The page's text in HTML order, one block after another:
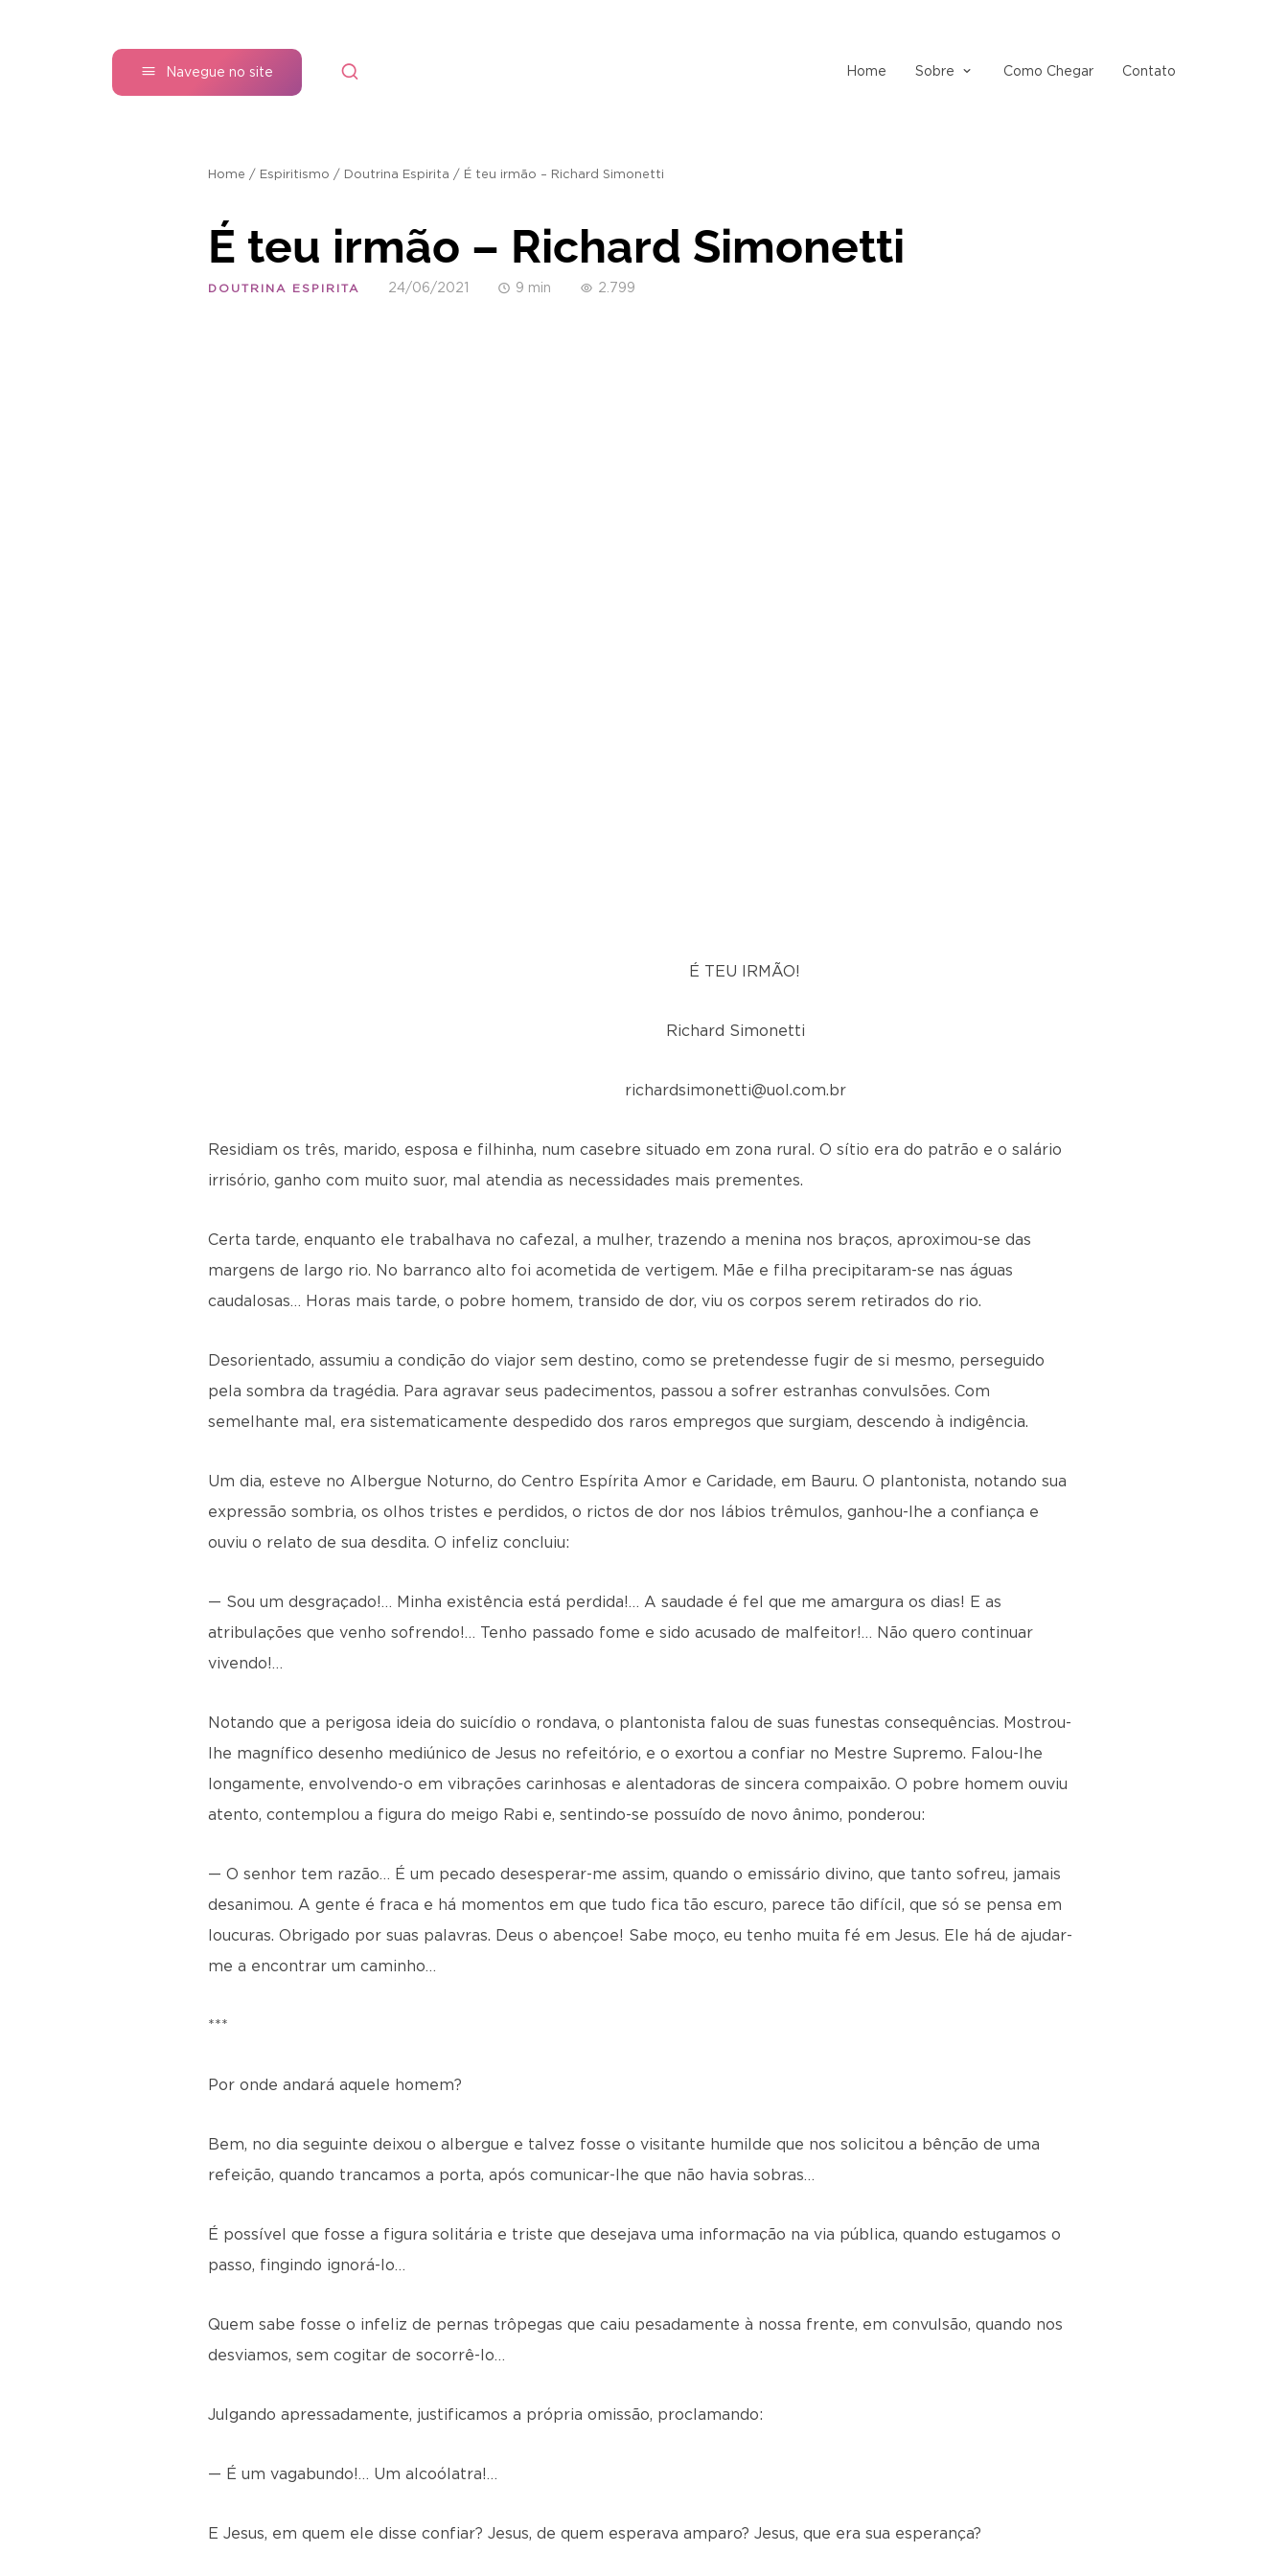
Navegue no site Home Sobre Como Chegar Contato
Home / Espiritismo / Doutrina Espirita / É teu irmão – Richard Simonetti
É teu irmão – Richard Simonetti
DOUTRINA ESPIRITA 24/06/2021 9 min 2.799
É TEU IRMÃO!
Richard Simonetti
richardsimonetti@uol.com.br
Residiam os três, marido, esposa e filhinha, num casebre si­tuado em zona rural. O sítio era do patrão e o salário
irrisório, ganho com muito suor, mal atendia as necessi­dades mais prementes.
Certa tarde, enquanto ele trabalhava no cafezal, a mulher, trazendo a menina nos braços, aproximou-se das
margens de largo rio. No barranco alto foi acometida de vertigem. Mãe e filha precipita­ram-se nas águas
caudalosas… Horas mais tarde, o pobre homem, transido de dor, viu os corpos serem retirados do rio.
Desorientado, assumiu a condição do viajor sem destino, como se pretendesse fugir de si mesmo, perseguido
pela sombra da tragé­dia. Para agravar seus padeci­mentos, passou a sofrer estranhas convulsões. Com
semelhante mal, era sistematicamente despedido dos raros empregos que surgiam, descendo à indigência.
Um dia, esteve no Albergue Noturno, do Centro Espírita Amor e Caridade, em Bauru. O plantonista, notando sua
expressão sombria, os olhos tristes e perdidos, o rictos de dor nos lábios trêmulos, ganhou-lhe a confiança e
ouviu o relato de sua desdita. O infeliz concluiu:
— Sou um desgraçado!… Minha existência está perdida!… A saudade é fel que me amargura os dias! E as
atribulações que venho sofrendo!… Tenho passado fome e sido acusado de malfei­tor!… Não quero continuar
vivendo!…
Notando que a perigosa ideia do suicídio o rondava, o plantonista falou de suas funestas consequências. Mostrou-
lhe magnífico desenho mediúnico de Jesus no refeitório, e o exortou a confiar no Mestre Supremo. Falou-lhe
longamente, envolvendo-o em vi­brações carinhosas e alentadoras de sincera compaixão. O pobre homem ouviu
atento, contemplou a figura do meigo Rabi e, sentindo-se possuído de novo ânimo, ponderou:
— O senhor tem razão… É um pecado desesperar-me as­sim, quando o emissário divino, que tanto sofreu, jamais
desanimou. A gente é fraca e há momentos em que tudo fica tão escuro, parece tão difícil, que só se pensa em
loucuras. Obrigado por suas palavras. Deus o abençoe! Sabe moço, eu tenho muita fé em Jesus. Ele há de ajudar-
me a encontrar um caminho…
***
Por onde andará aquele homem?
Bem, no dia seguinte deixou o albergue e talvez fosse o visitante humilde que nos soli­citou a bênção de uma
refeição, quando trancamos a porta, após comunicar-lhe que não havia sobras…
É possível que fosse a figura solitária e triste que desejava uma informação na via pública, quando estugamos o
passo, fin­gindo ignorá-lo…
Quem sabe fosse o infeliz de pernas trôpegas que caiu pe­sadamente à nossa frente, em convulsão, quando nos
desviamos, sem cogitar de socorrê-lo…
Julgando apressadamente, justificamos a própria omissão, proclamando:
— É um vagabundo!… Um alcoólatra!…
E Jesus, em quem ele disse confiar? Jesus, de quem esperava amparo? Jesus, que era sua esperança?